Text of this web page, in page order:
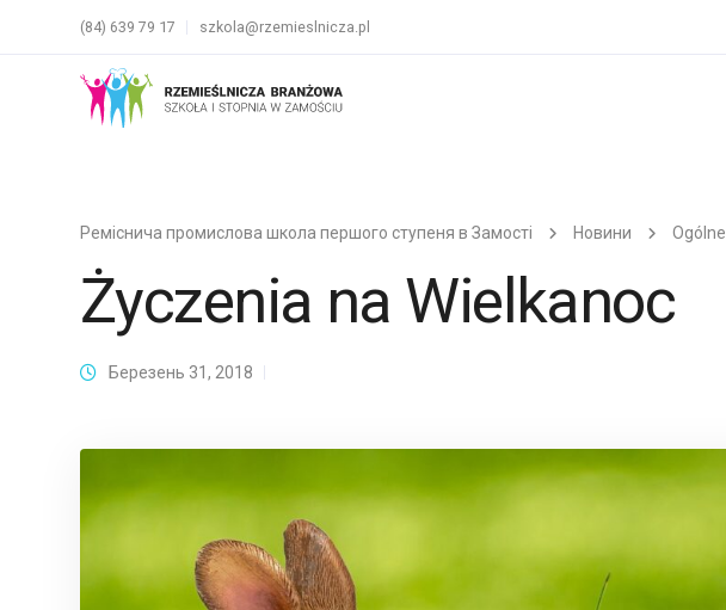
(84) 639 79 17 szkola@rzemieslnicza.pl
Реміснича промислова школа першого ступеня в Замості Новини Ogólne
Życzenia na Wielkanoc
Березень 31, 2018